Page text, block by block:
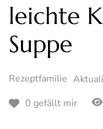
leichte
Suppe
Rezeptfamilie
0 gefällt mir